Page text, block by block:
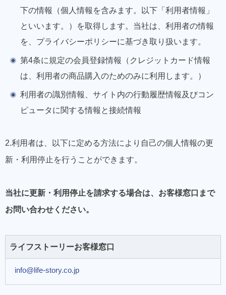
下の情報（個人情報を含みます。以下「利用者情報」
といいます。）を取得します。当社は、利用者の情報
を、プライバシーポリシーに基づき取り扱います。
第4条に規定の会員登録情報（クレジットカード情報
は、利用者の商品購入のためのみに利用します。）
利用者の識別情報、サイト内の行動履歴情報及びコン
ピュータに関する情報と接続情報
2.利用者は、以下に定める方法により自己の個人情報の更
新・利用停止を行うことができます。
当社に更新・利用停止を請求する場合は、お客様窓口まで
お問い合わせください。
ライフストーリーお客様窓口
info@life-story.co.jp